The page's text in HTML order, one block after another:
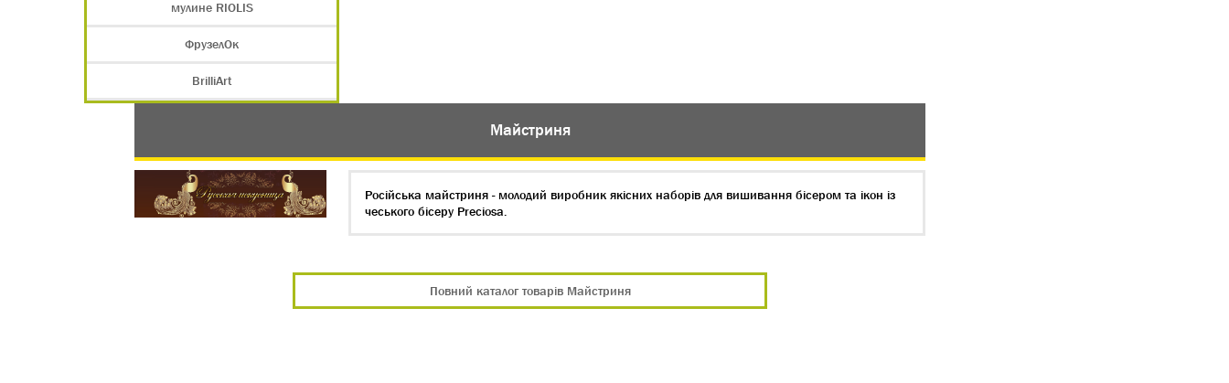
мулине RIOLIS
ФрузелОк
BrilliArt
Майстриня
Російська майстриня - молодий виробник якісних наборів для вишивання бісером та ікон із
чеського бісеру Preciosa.
Повний каталог товарів Майстриня